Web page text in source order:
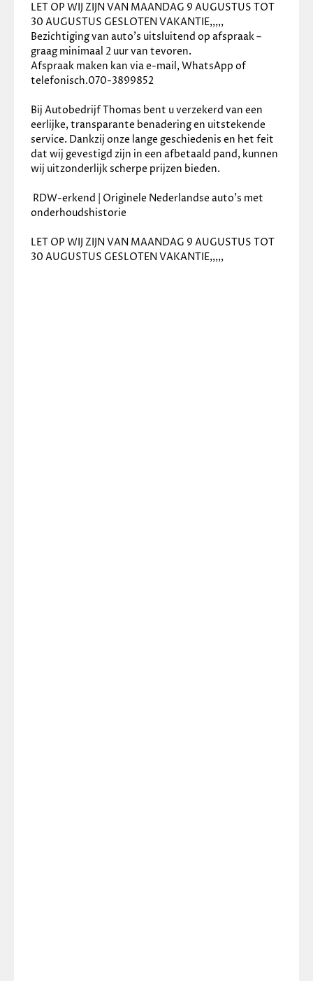
LET OP WIJ ZIJN VAN MAANDAG 9 AUGUSTUS TOT
30 AUGUSTUS GESLOTEN VAKANTIE,,,,,
Bezichtiging van auto’s uitsluitend op afspraak –
graag minimaal 2 uur van tevoren.
Afspraak maken kan via e-mail, WhatsApp of
telefonisch.070-3899852
Bij Autobedrijf Thomas bent u verzekerd van een
eerlijke, transparante benadering en uitstekende
service. Dankzij onze lange geschiedenis en het feit
dat wij gevestigd zijn in een afbetaald pand, kunnen
wij uitzonderlijk scherpe prijzen bieden.
onderhoudshistorie
LET OP WIJ ZIJN VAN MAANDAG 9 AUGUSTUS TOT
30 AUGUSTUS GESLOTEN VAKANTIE,,,,,